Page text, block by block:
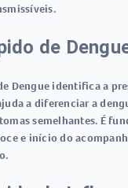
de
Dengue identifica a
a diferenciar a
semelhantes. É
e início do